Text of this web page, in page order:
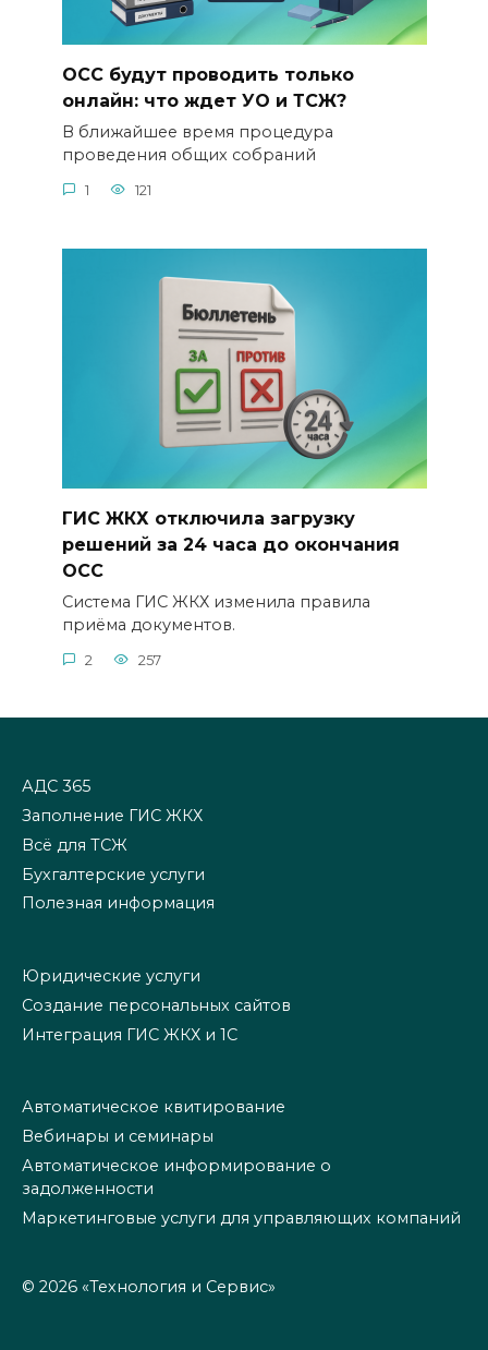
ОСС будут проводить только
онлайн: что ждет УО и ТСЖ?
В ближайшее время процедура
проведения общих собраний
1 121
ГИС ЖКХ отключила загрузку
решений за 24 часа до окончания
ОСС
Система ГИС ЖКХ изменила правила
приёма документов.
2 257
АДС 365
Заполнение ГИС ЖКХ
Всё для ТСЖ
Бухгалтерские услуги
Полезная информация
Юридические услуги
Создание персональных сайтов
Интеграция ГИС ЖКХ и 1С
Автоматическое квитирование
Вебинары и семинары
Автоматическое информирование о
задолженности
Маркетинговые услуги для управляющих компаний
© 2026 «Технология и Сервис»